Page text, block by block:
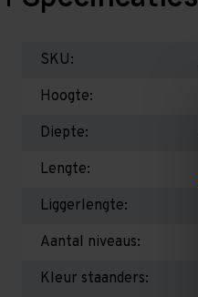
SKU:
Hoogte:
Diepte:
Lengte:
Liggerlengte:
Aantal niveaus:
Kleur staanders: